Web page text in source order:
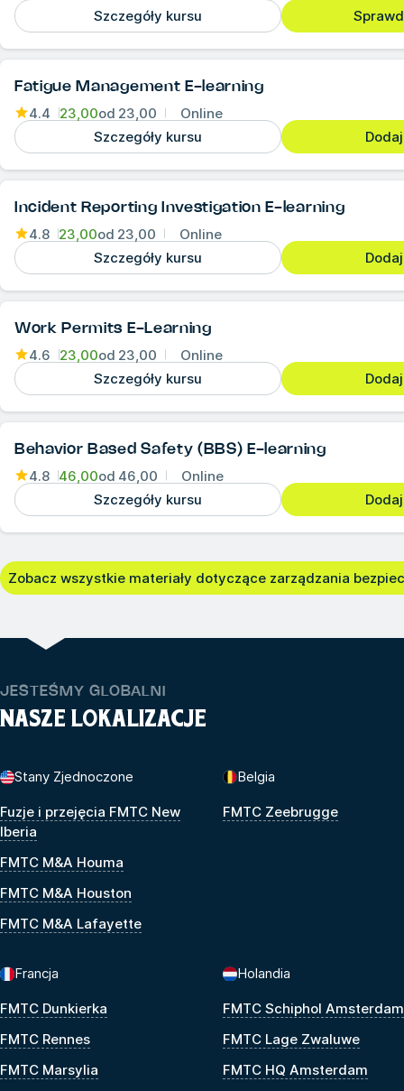
Szczegóły kursu
Fatigue Management E-learning
4.4 23,00od 23,00
Online
Szczegóły kursu
Incident Reporting Investigation E-learning
4.8 23,00od 23,00
Online
Szczegóły kursu
Work Permits E-Learning
4.6 23,00od 23,00
Online
Szczegóły kursu
Behavior Based Safety (BBS) E-learning
4.8 46,00od 46,00
Online
Szczegóły kursu
Zobacz wszystkie materiały dotyczące zarządzania
JESTEŚMY GLOBALNI
NASZE LOKALIZACJE
Stany Zjednoczone
Fuzje i przejęcia FMTC New
Iberia
FMTC M&A Houma
FMTC M&A Houston
FMTC M&A Lafayette
Belgia
FMTC Zeebrugge
Francja
FMTC Dunkierka
FMTC Rennes
FMTC Marsylia
Holandia
FMTC Schiphol Amsterdam
FMTC Lage Zwaluwe
FMTC HQ Amsterdam